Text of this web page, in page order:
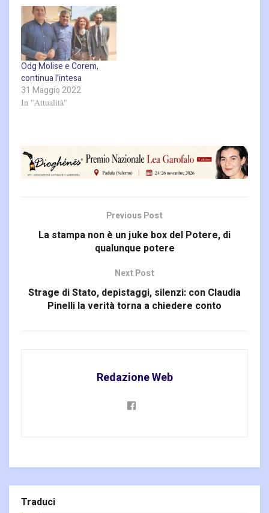
Odg Molise e Corem,
continua l’intesa
31 Maggio 2022
In "Attualità"
Previous Post
La stampa non è un juke box del Potere, di
qualunque potere
Next Post
Strage di Stato, depistaggi, silenzi: con Claudia
Pinelli la verità torna a chiedere conto
Redazione Web
Traduci